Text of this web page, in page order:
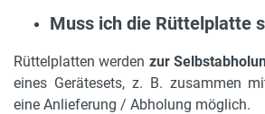
Muss ich die Rüttelplatte
Rüttelplatten werden zur
eines Gerätesets, z. B. zusammen
eine Anlieferung / Abholung möglich.